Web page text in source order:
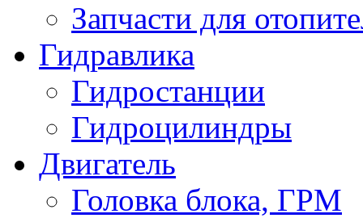
Запчасти для
Гидравлика
Гидростанции
Гидроцилиндры
Двигатель
Головка блока, ГРМ